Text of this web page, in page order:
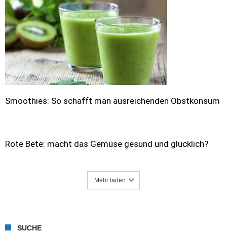
Smoothies: So schafft man ausreichenden Obstkonsum
Rote Bete: macht das Gemüse gesund und glücklich?
Mehr laden
SUCHE